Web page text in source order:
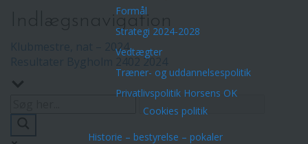
Formål
Strategi 2024-2028
Vedtægter
Træner- og uddannelsespolitik
Privatlivspolitik Horsens OK
Cookies politik
Historie – bestyrelse – pokaler
Indlægsnavigation
Klubmestre, nat – 2024
Resultater Bygholm 2402 2024